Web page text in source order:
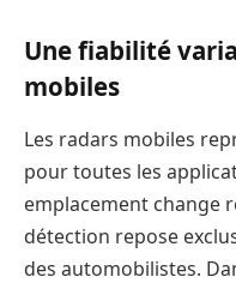
Une fiabilité
mobiles
Les radars mobiles
pour toutes les
emplacement change
détection repose
des automobilistes.